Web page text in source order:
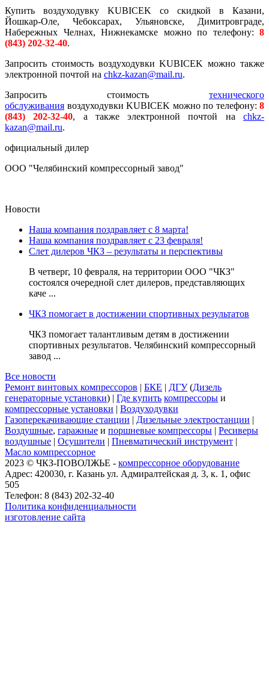
Купить воздуходувку KUBICEK со скидкой в Казани,
Йошкар-Оле, Чебоксарах, Ульяновске, Димитровграде,
Набережных Челнах, Нижнекамске можно по телефону: 8
(843) 202-32-40.
Запросить стоимость воздуходувки KUBICEK можно также
электронной почтой на chkz-kazan@mail.ru.
Запросить стоимость технического
обслуживания воздуходувки KUBICEK можно по телефону: 8
(843) 202-32-40, а также электронной почтой наchkz-
kazan@mail.ru.
официальный дилер
ООО "Челябинский компрессорный завод"
Новости
Наша компания поздравляет с 8 марта!
Наша компания поздравляет с 23 февраля!
Слет дилеров ЧКЗ – результаты и перспективы
В четверг, 10 февраля, на территории ООО "ЧКЗ"
состоялся очередной слет дилеров, представляющих
каче ...
ЧКЗ помогает в достижении спортивных результатов
ЧКЗ помогает талантливым детям в достижении
спортивных результатов. Челябинский компрессорный
завод ...
Все новости
Ремонт винтовых компрессоров | БКЕ | ДГУ(Дизель
генераторные установки) | Где купить компрессоры и
компрессорные установки | Воздуходувки
Газоперекачивающие станции | Дизельные электростанции |
Воздушные, гаражные и поршневые компрессоры | Ресиверы
воздушные | Осушители | Пневматический инструмент |
Масло компрессорное
2023 © ЧКЗ-ПОВОЛЖЬЕ - компрессорное оборудование
Адрес: 420030, г. Казань ул. Адмиралтейская д. 3, к. 1, офис
505
Телефон: 8 (843) 202-32-40
Политика конфиденциальности
изготовление сайта